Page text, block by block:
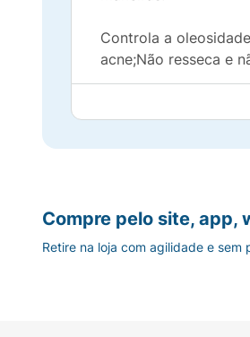
Controla a
acne;Não resseca e
Aplique
Atenção:Use apenas
Compre pelo site, app,
Retire na loja com agilidade e sem